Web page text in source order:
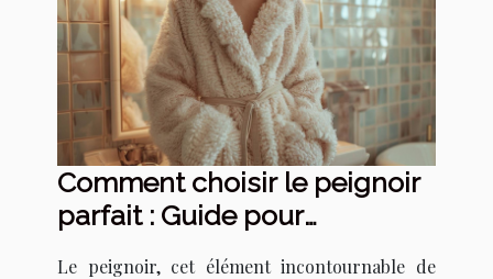
Comment choisir le peignoir
parfait : Guide pour
Le peignoir, cet élément incontournable de